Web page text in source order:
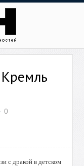
0
с дракой в детском